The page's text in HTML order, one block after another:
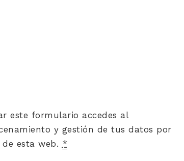
este formulario accedes al
y gestión de tus datos por
esta web. *